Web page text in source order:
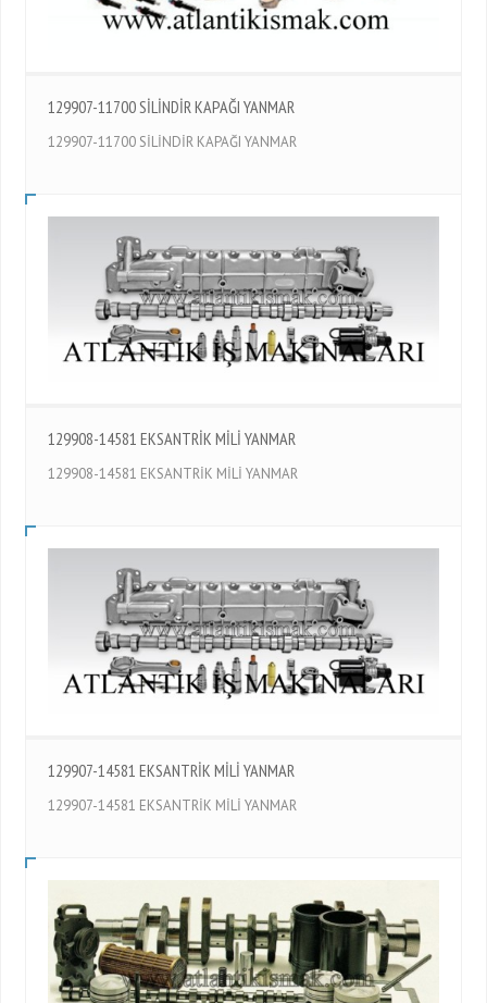
129907-11700 SİLİNDİR KAPAĞI YANMAR
129907-11700 SİLİNDİR KAPAĞI YANMAR
129908-14581 EKSANTRİK MİLİ YANMAR
129908-14581 EKSANTRİK MİLİ YANMAR
129907-14581 EKSANTRİK MİLİ YANMAR
129907-14581 EKSANTRİK MİLİ YANMAR